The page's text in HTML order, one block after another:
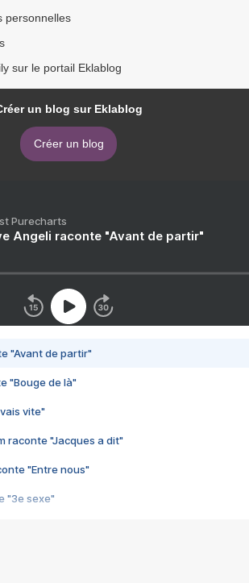
personnelles
sur le portail Eklablog
un blog sur Eklablog
Créer un blog
Purecharts
Angeli raconte "Avant de partir"
"Avant de partir"
"Bouge de là"
vite"
raconte "Jacques a dit"
"Entre nous"
"3e sexe"